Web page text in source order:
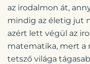
az irodalmon át,
mindig az életig jut
azért lett végül az
matematika, mert a
tetsző világa